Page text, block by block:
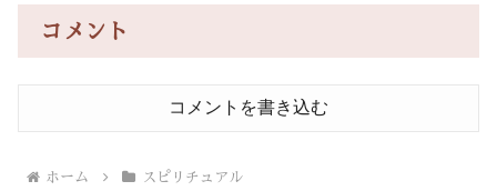
コメント
コメントを書き込む
ホーム スピリチュアル